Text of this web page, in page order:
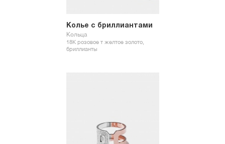
Колье с бриллиантами
Кольца
18К розовое т желтое золото,
бриллианты